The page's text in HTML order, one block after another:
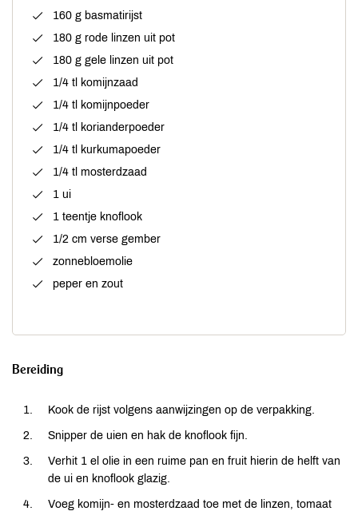
160 g basmatirijst
180 g rode linzen uit pot
180 g gele linzen uit pot
1/4 tl komijnzaad
1/4 tl komijnpoeder
1/4 tl korianderpoeder
1/4 tl kurkumapoeder
1/4 tl mosterdzaad
1 ui
1 teentje knoflook
1/2 cm verse gember
zonnebloemolie
peper en zout
Bereiding
Kook de rijst volgens aanwijzingen op de verpakking.
Snipper de uien en hak de knoflook fijn.
Verhit 1 el olie in een ruime pan en fruit hierin de helft van
de ui en knoflook glazig.
Voeg komijn- en mosterdzaad toe met de linzen, tomaat